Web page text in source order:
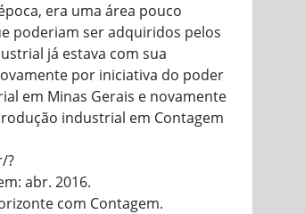
era uma área pouco
poderiam ser adquiridos pelos
já estava com sua
por iniciativa do poder
em Minas Gerais e novamente
industrial em Contagem
?
abr. 2016.
com Contagem.